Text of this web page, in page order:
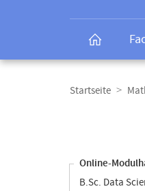
Navigation
Startseite
Online-
B.Sc. Data